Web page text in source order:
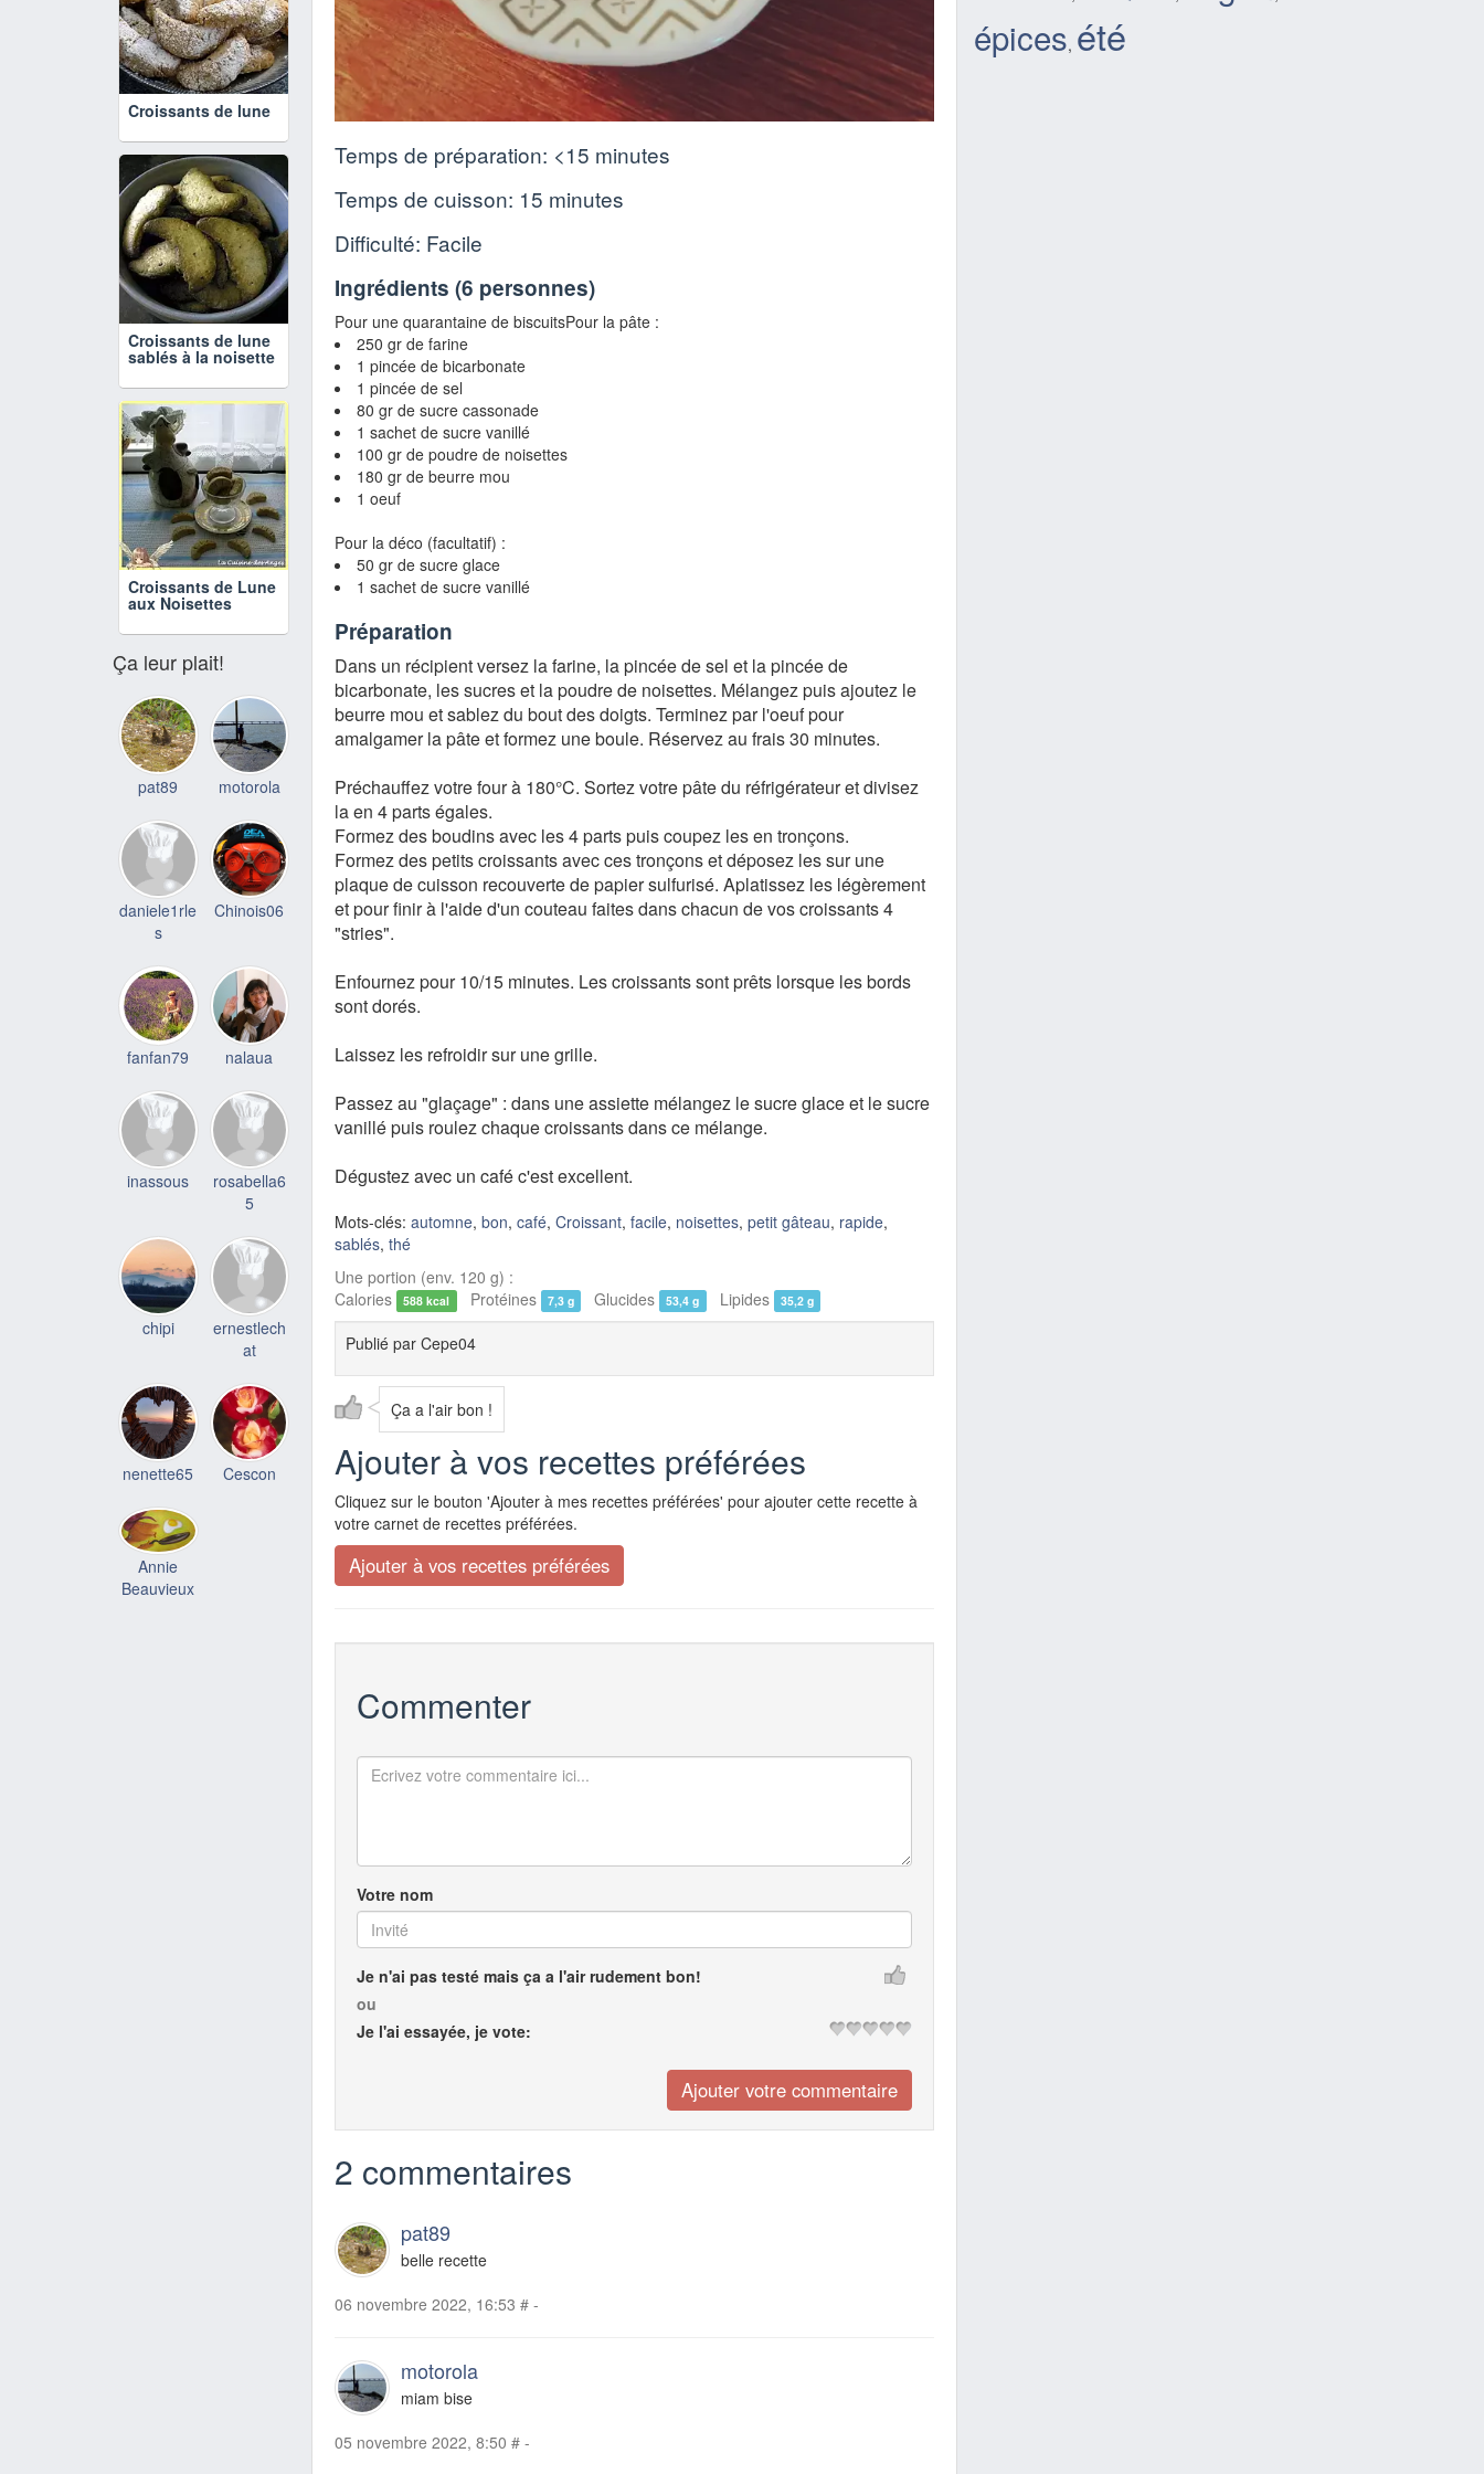
Temps de préparation: <15 minutes
Temps de cuisson: 15 minutes
Difficulté: Facile
Ingrédients (6 personnes)
Pour une quarantaine de biscuitsPour la pâte :
250 gr de farine
1 pincée de bicarbonate
1 pincée de sel
80 gr de sucre cassonade
1 sachet de sucre vanillé
100 gr de poudre de noisettes
180 gr de beurre mou
1 oeuf
Pour la déco (facultatif) :
50 gr de sucre glace
1 sachet de sucre vanillé
Préparation
Dans un récipient versez la farine, la pincée de sel et la pincée de
bicarbonate, les sucres et la poudre de noisettes. Mélangez puis ajoutez le
beurre mou et sablez du bout des doigts. Terminez par l'oeuf pour
amalgamer la pâte et formez une boule. Réservez au frais 30 minutes.
Préchauffez votre four à 180°C. Sortez votre pâte du réfrigérateur et divisez
la en 4 parts égales.
Formez des boudins avec les 4 parts puis coupez les en tronçons.
Formez des petits croissants avec ces tronçons et déposez les sur une
plaque de cuisson recouverte de papier sulfurisé. Aplatissez les légèrement
et pour finir à l'aide d'un couteau faites dans chacun de vos croissants 4
"stries".
Enfournez pour 10/15 minutes. Les croissants sont prêts lorsque les bords
sont dorés.
Laissez les refroidir sur une grille.
Passez au "glaçage" : dans une assiette mélangez le sucre glace et le sucre
vanillé puis roulez chaque croissants dans ce mélange.
Dégustez avec un café c'est excellent.
Mots-clés: automne, bon, café, Croissant, facile, noisettes, petit gâteau, rapide,
sablés, thé
Une portion (env. 120 g) :
Calories
588 kcal Protéines 7,3 g Glucides 53,4 g Lipides 35,2 g
Publié par Cepe04
Ça a l'air bon !
Ajouter à vos recettes préférées
Cliquez sur le bouton 'Ajouter à mes recettes préférées' pour ajouter cette recette à
votre carnet de recettes préférées.
Commenter
Votre nom
Je n'ai pas testé mais ça a l'air rudement bon!
ou
Je l'ai essayée, je vote:
2 commentaires
pat89
belle recette
06 novembre 2022, 16:53 # -
motorola
miam bise
05 novembre 2022, 8:50 # -
Croissants de lune
Croissants de lune
sablés à la noisette
Croissants de Lune
aux Noisettes
Ça leur plait!
pat89 motorola
daniele1rle
s
Chinois06
fanfan79 nalaua
inassous
rosabella6
5
chipi
ernestlech
at
nenette65 Cescon
Annie
Beauvieux
épices, été